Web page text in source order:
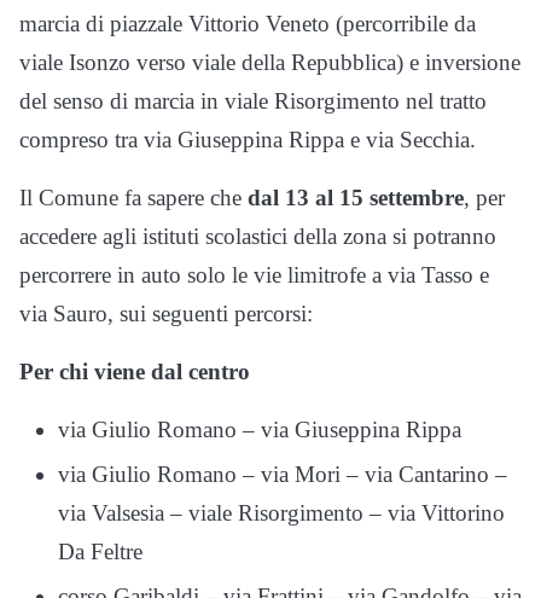
marcia di piazzale Vittorio Veneto (percorribile da
viale Isonzo verso viale della Repubblica) e inversione
del senso di marcia in viale Risorgimento nel tratto
compreso tra via Giuseppina Rippa e via Secchia.
Il Comune fa sapere che dal 13 al 15 settembre, per
accedere agli istituti scolastici della zona si potranno
percorrere in auto solo le vie limitrofe a via Tasso e
via Sauro, sui seguenti percorsi:
Per chi viene dal centro
via Giulio Romano – via Giuseppina Rippa
via Giulio Romano – via Mori – via Cantarino –
via Valsesia – viale Risorgimento – via Vittorino
Da Feltre